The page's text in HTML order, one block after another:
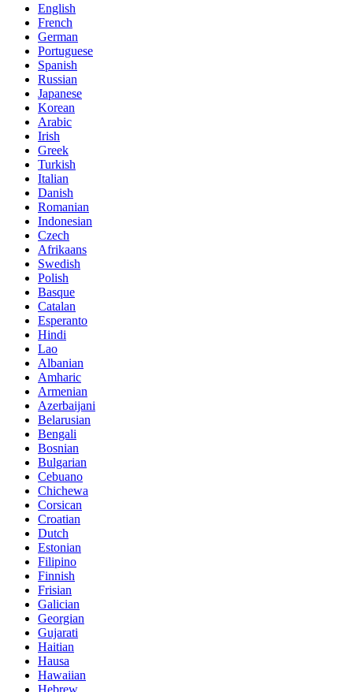
English
French
German
Portuguese
Spanish
Russian
Japanese
Korean
Arabic
Irish
Greek
Turkish
Italian
Danish
Romanian
Indonesian
Czech
Afrikaans
Swedish
Polish
Basque
Catalan
Esperanto
Hindi
Lao
Albanian
Amharic
Armenian
Azerbaijani
Belarusian
Bengali
Bosnian
Bulgarian
Cebuano
Chichewa
Corsican
Croatian
Dutch
Estonian
Filipino
Finnish
Frisian
Galician
Georgian
Gujarati
Haitian
Hausa
Hawaiian
Hebrew